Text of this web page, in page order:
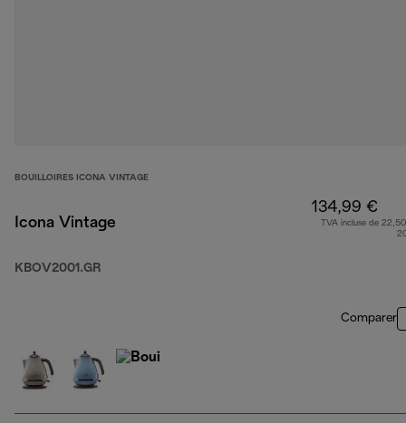
BOUILLOIRES ICONA VINTAGE
Icona Vintage
KBOV2001.GR
134,99 €
TVA incluse de
Comparer